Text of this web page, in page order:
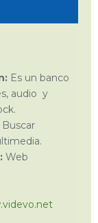
Es un banco
audio y
Web